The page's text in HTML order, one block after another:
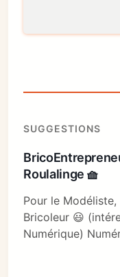
SUGGESTIONS
Roulalinge 🧺
Pour le
Bricoleur 😃
Numérique)